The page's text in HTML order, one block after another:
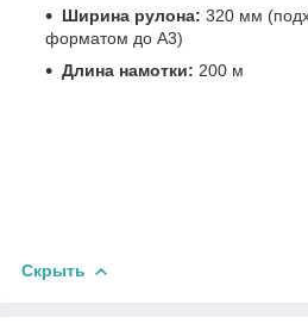
Ширина рулона: 320 мм
форматом до А3)
Длина намотки: 200 м
Скрыть